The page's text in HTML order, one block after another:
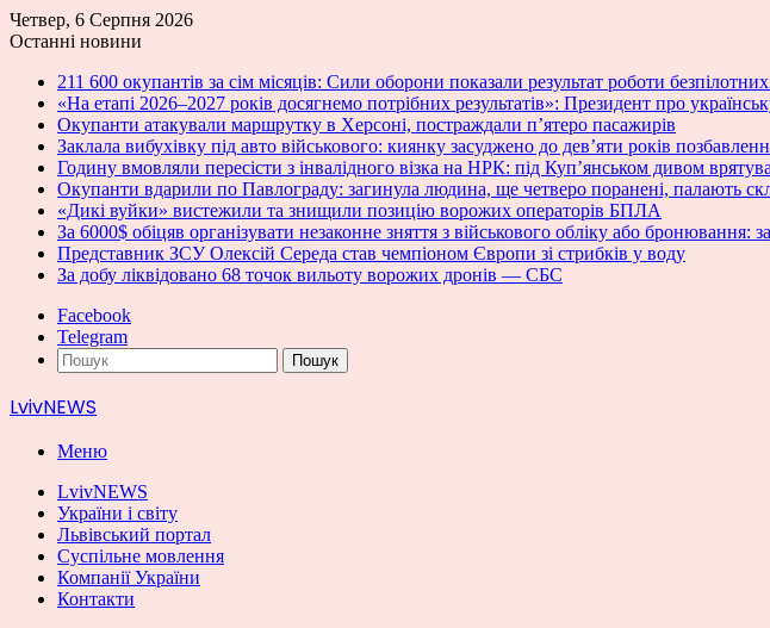
Четвер, 6 Серпня 2026
Останні новини
211 600 окупантів за сім місяців: Сили оборони показали результат роботи
«На етапі 2026–2027 років досягнемо потрібних результатів»: Президент про
Окупанти атакували маршрутку в Херсоні, постраждали п’ятеро пасажирів
Заклала вибухівку під авто військового: киянку засуджено до дев’яти років
Годину вмовляли пересісти з інвалідного візка на НРК: під Куп’янськом дивом
Окупанти вдарили по Павлограду: загинула людина, ще четверо поранені, палають
«Дикі вуйки» вистежили та знищили позицію ворожих операторів БПЛА
За 6000$ обіцяв організувати незаконне зняття з військового обліку або бронювання:
Представник ЗСУ Олексій Середа став чемпіоном Європи зі стрибків у воду
За добу ліквідовано 68 точок вильоту ворожих дронів — СБС
Facebook
Telegram
Пошук
LvivNEWS
Меню
LvivNEWS
України і світу
Львівський портал
Суспільне мовлення
Компанії України
Контакти